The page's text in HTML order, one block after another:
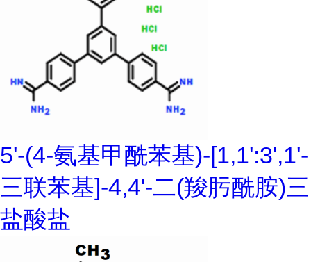
5'-(4-氨基甲酰苯基)-[1,1':3',1'-
三联苯基]-4,4'-二(羧肟酰胺)三
盐酸盐